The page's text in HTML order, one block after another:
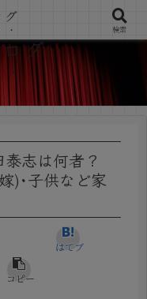
グ
泰志は何者？
)･子供など家
はてブ
コピー
グ
検索